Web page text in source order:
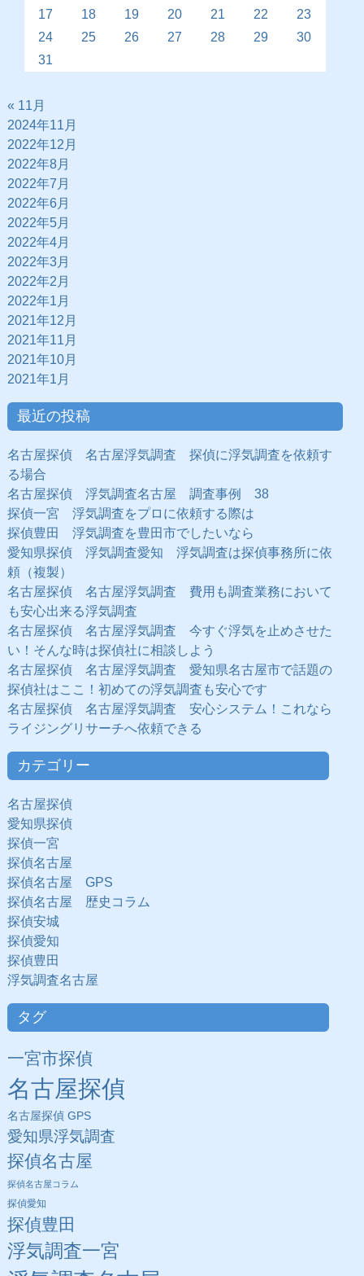
17
18 19 20 21 22
23
24
25 26 27 28 29
30
31
« 11月
2024年11月
2022年12月
2022年8月
2022年7月
2022年6月
2022年5月
2022年4月
2022年3月
2022年2月
2022年1月
2021年12月
2021年11月
2021年10月
2021年1月
最近の投稿
名古屋探偵 名古屋浮気調査 探偵に浮気調査を依頼す
る場合
名古屋探偵 浮気調査名古屋 調査事例 38
探偵一宮 浮気調査をプロに依頼する際は
探偵豊田 浮気調査を豊田市でしたいなら
愛知県探偵 浮気調査愛知 浮気調査は探偵事務所に依
頼（複製）
名古屋探偵 名古屋浮気調査 費用も調査業務において
も安心出来る浮気調査
名古屋探偵 名古屋浮気調査 今すぐ浮気を止めさせた
い！そんな時は探偵社に相談しよう
名古屋探偵 名古屋浮気調査 愛知県名古屋市で話題の
探偵社はここ！初めての浮気調査も安心です
名古屋探偵 名古屋浮気調査 安心システム！これなら
ライジングリサーチへ依頼できる
カテゴリー
名古屋探偵
愛知県探偵
探偵一宮
探偵名古屋
探偵名古屋 GPS
探偵名古屋 歴史コラム
探偵安城
探偵愛知
探偵豊田
浮気調査名古屋
タグ
一宮市探偵
名古屋探偵
名古屋探偵 GPS
愛知県浮気調査
探偵名古屋
探偵名古屋コラム
探偵愛知
探偵豊田
浮気調査一宮